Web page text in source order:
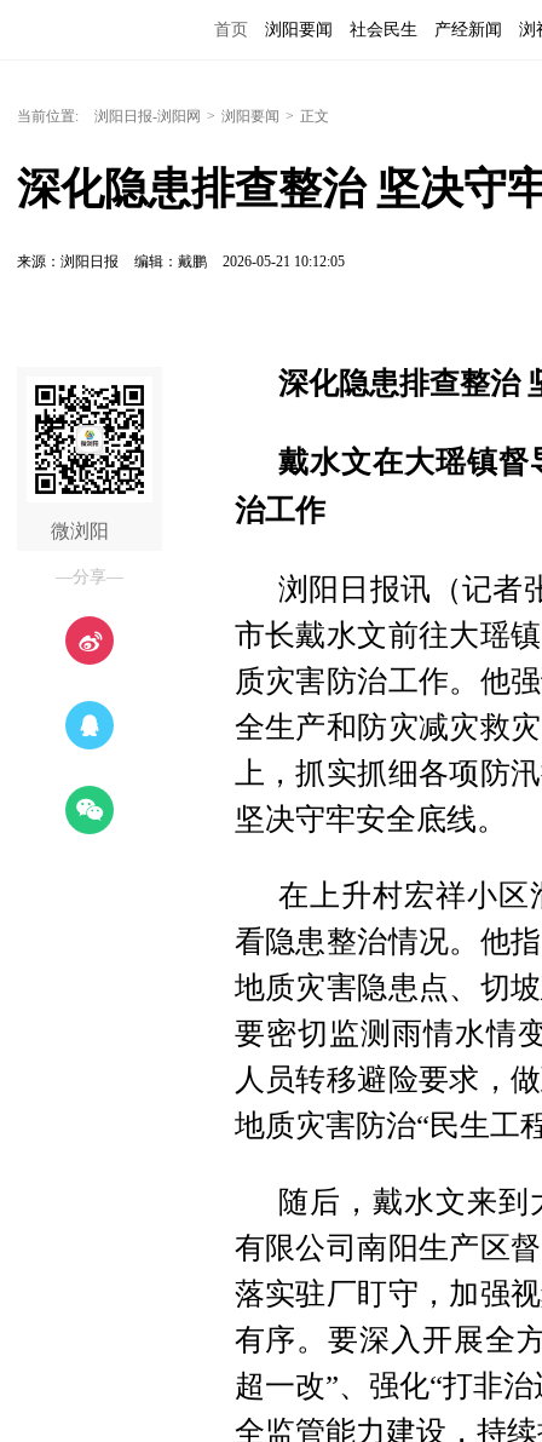
首页 浏阳要闻 社会民生 产经新闻 浏
当前位置: 浏阳日报-浏阳网 > 浏阳要闻 > 正文
深化隐患排查整治 坚决守
来源：浏阳日报 编辑：戴鹏 2026-05-21 10:12:05
微浏阳
—分享—
深化隐患排查整治
戴水文在大瑶镇督
治工作
浏阳日报讯（记者
市长戴水文前往大瑶
质灾害防治工作。他
全生产和防灾减灾救
上，抓实抓细各项防
坚决守牢安全底线。
在上升村宏祥小区
看隐患整治情况。他
地质灾害隐患点、切
要密切监测雨情水情
人员转移避险要求，
地质灾害防治“民生工
随后，戴水文来
有限公司南阳生产区
落实驻厂盯守，加强
有序。要深入开展全
超一改”、强化“打非
全监管能力建设，持